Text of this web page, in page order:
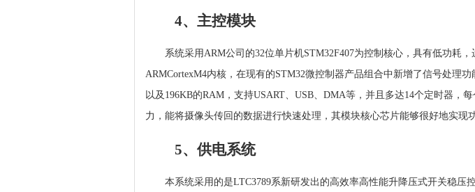
4、主控模块
系统采用ARM公司的32位单片机STM32F407为控制核心，具有低功耗
ARMCortexM4内核，在现有的STM32微控制器产品组合中新增了信号处理
以及196KB的RAM，支持USART、USB、DMA等，并且多达14个定时器
力，能将摄像头传回的数据进行快速处理，其模块核心芯片能够很好地实现
5、供电系统
本系统采用的是LTC3789系新研发出的高效率高性能升降压式开关稳